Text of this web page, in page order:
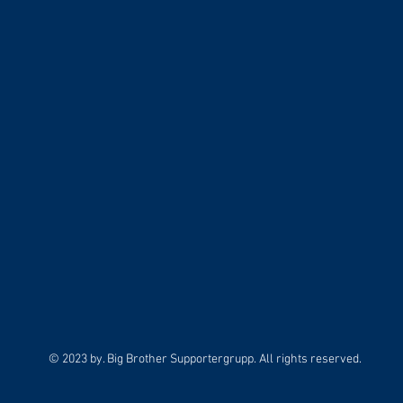
© 2023 by. Big Brother Supportergrupp. All rights reserved.